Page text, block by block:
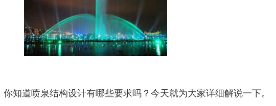
你知道喷泉结构设计有哪些要求吗？今天就为大家详细解说一下。